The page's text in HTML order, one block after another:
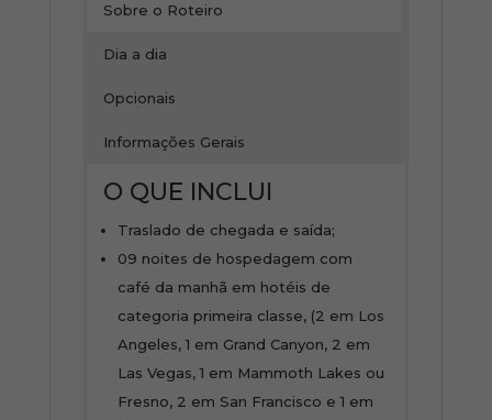
Sobre o Roteiro
Dia a dia
Opcionais
Informações Gerais
O QUE INCLUI
Traslado de chegada e saída;
09 noites de hospedagem com
café da manhã em hotéis de
categoria primeira classe, (2 em Los
Angeles, 1 em Grand Canyon, 2 em
Las Vegas, 1 em Mammoth Lakes ou
Fresno, 2 em San Francisco e 1 em